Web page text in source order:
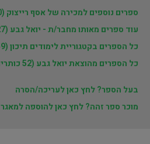
ספרים נוספים למכירה של אסף רייצוק (20 כותרים)
עוד ספרים מאותו מחבר/ת - יואל גבע (127 כותרים)
כל הספרים בקטגוריית לימודים תיכון (1,459 כותרים)
כל הספרים מהוצאת יואל גבע (52 כותרים)
בעל הספר? לחץ כאן לעריכה/הסרה
מוכר ספר זהה? לחץ כאן להוספה למאגר